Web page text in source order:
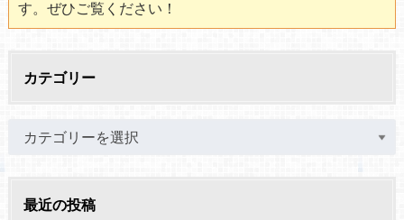
す。ぜひご覧ください！
カテゴリー
最近の投稿